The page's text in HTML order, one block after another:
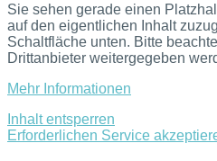
Sie sehen gerade einen
auf den eigentlichen Inhalt
Schaltfläche unten. Bitte
Drittanbieter weitergegeben
Mehr Informationen
Inhalt entsperren
Erforderlichen Service